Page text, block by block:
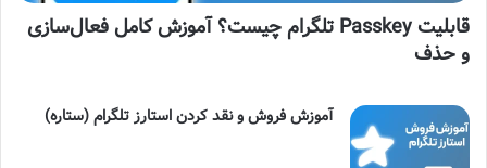
قابلیت Passkey تلگرام چیست؟ آموزش کامل فعال‌سازی
و حذف
آموزش فروش و نقد کردن استارز تلگرام (ستاره)